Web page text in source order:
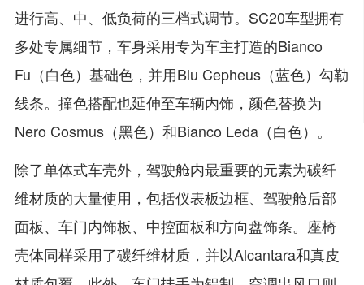
进行高、中、低负荷的三档式调节。SC20车型拥有
多处专属细节，车身采用专为车主打造的Bianco
Fu（白色）基础色，并用Blu Cepheus（蓝色）勾勒
线条。撞色搭配也延伸至车辆内饰，颜色替换为
Nero Cosmus（黑色）和Bianco Leda（白色）。
除了单体式车壳外，驾驶舱内最重要的元素为碳纤
维材质的大量使用，包括仪表板边框、驾驶舱后部
面板、车门内饰板、中控面板和方向盘饰条。座椅
壳体同样采用了碳纤维材质，并以Alcantara和真皮